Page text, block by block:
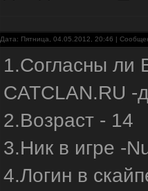
Дата: Пятница, 04.05.2012, 20:46 |
1.Согласны ли
CATCLAN.RU -
2.Возраст - 14
3.Ник в игре -
4.Логин в